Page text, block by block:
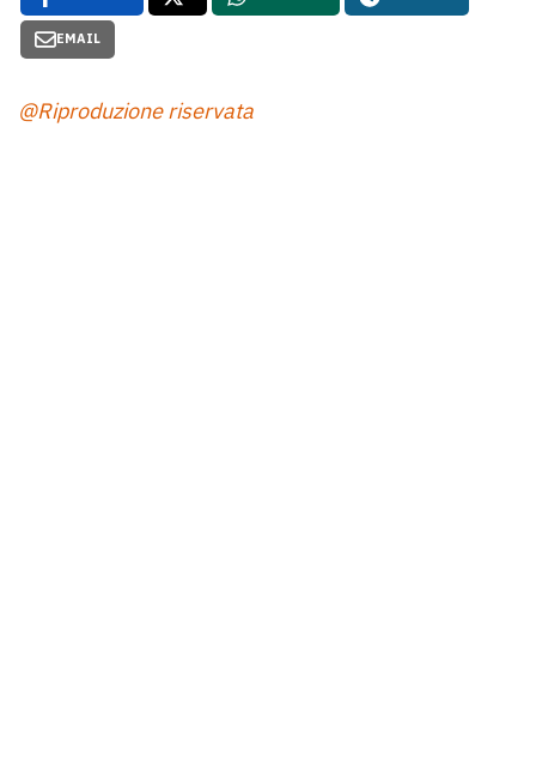
EMAIL
@Riproduzione riservata